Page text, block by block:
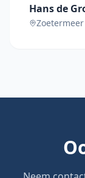
Hans de
Zoetermeer